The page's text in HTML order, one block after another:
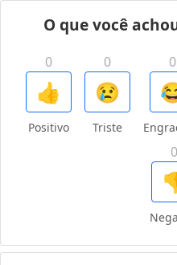
O que você
0
👍
Positivo
0
😢
Triste
0
0